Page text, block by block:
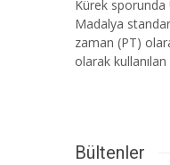
Kürek sporunda
Madalya
zaman (PT)
olarak
Bültenler